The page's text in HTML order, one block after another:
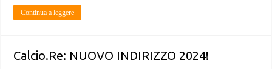
Continua a leggere
Calcio.Re: NUOVO INDIRIZZO 2024!